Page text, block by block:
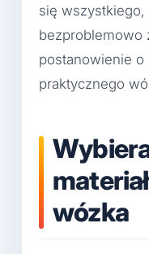
się
bezproblemowo
postanowienie o
praktycznego
wózka